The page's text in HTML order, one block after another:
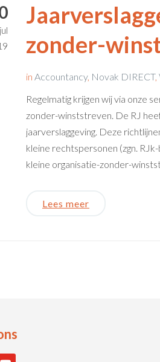
jul
zonder-
in Accountancy, Novak DIRECT,
Regelmatig krijgen wij via onze
zonder-winststreven. De RJ
jaarverslaggeving. Deze
kleine rechtspersonen (zgn.
kleine organisatie-zonder-
Lees meer